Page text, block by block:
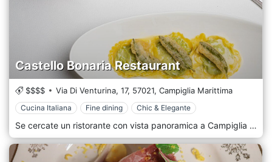
Castello Bonaria Restaurant
$$$$ Via Di Venturina, 17, 57021, Campiglia Marittima
Cucina Italiana Fine dining Chic & Elegante
Se cercate un ristorante con vista panoramica a Campiglia Marittima, il ristorante Castello fa al caso vostro. Ideale per una cena romantica, una cena di lavoro o per festeggiare un grande evento con le persone a voi più vicine. Ispirandosi alle stagioni e ai prodotti della nostra terra, il ristorante Castello Bonaria propone piatti chiaramente toscani, arricchiti dalle tecniche culinarie più moderne. Alta qualità e innovazione con un tocco di tradizione sono le caratteristiche uniche e particolari della nostra cucina. Una carta dei vini con le più prestigiose etichette locali, nazionali e internazionali renderà sublime la vostra esperienza culinaria. Un'offerta gastronomica che spazia dai tagli più pregiati di carne come la fiorentina, al gusto più deciso della selvaggina o dei primi piatti della tradizione, fino al pesce delle vicine coste. Un viaggio nelle eccellenze della cucina toscana e della Val di Cornia accompagnato dai pregiati vini delle nostre tenute Monte Solaio, nati da una terra antica e ricca di minerali che dà vita ad un vino di qualità, gustoso, succoso e ben definito nei colori e nel sapore sapori tipici di questo angolo di Toscana. A completare e arricchire la cantina, c'è anche un'accurata selezione di etichette locali e nazionali.